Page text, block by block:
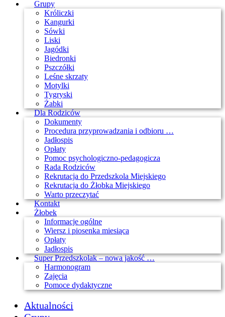
Grupy
Króliczki
Kangurki
Sówki
Liski
Jagódki
Biedronki
Pszczółki
Leśne skrzaty
Motylki
Tygryski
Żabki
Dla Rodziców
Dokumenty
Procedura przyprowadzania i odbioru …
Jadłospis
Opłaty
Pomoc psychologiczno-pedagogicza
Rada Rodziców
Rekrutacja do Przedszkola Miejskiego
Rekrutacja do Żłobka Miejskiego
Warto przeczytać
Kontakt
Żłobek
Informacje ogólne
Wiersz i piosenka miesiąca
Opłaty
Jadłospis
Super Przedszkolak – nowa jakość …
Harmonogram
Zajęcia
Pomoce dydaktyczne
Aktualności